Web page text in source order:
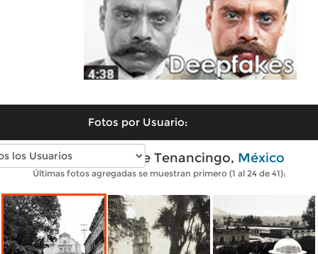
Fotos por Usuario:
Fotos antiguas de Tenancingo, México
Últimas fotos agregadas se muestran primero (1 al 24 de 41):